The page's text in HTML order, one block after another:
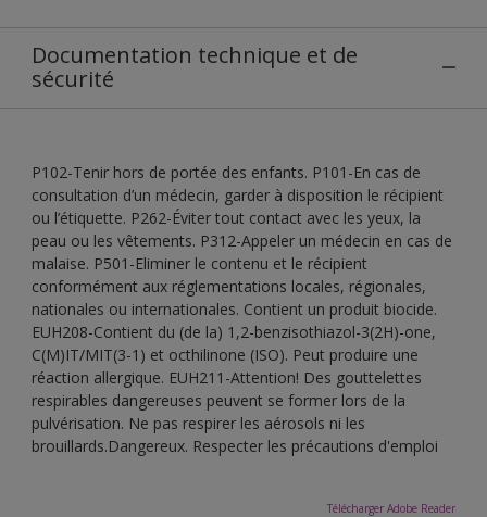
Documentation technique et de
sécurité
P102-Tenir hors de portée des enfants. P101-En cas de
consultation d’un médecin, garder à disposition le récipient
ou l’étiquette. P262-Éviter tout contact avec les yeux, la
peau ou les vêtements. P312-Appeler un médecin en cas de
malaise. P501-Eliminer le contenu et le récipient
conformément aux réglementations locales, régionales,
nationales ou internationales. Contient un produit biocide.
EUH208-Contient du (de la) 1,2-benzisothiazol-3(2H)-one,
C(M)IT/MIT(3-1) et octhilinone (ISO). Peut produire une
réaction allergique. EUH211-Attention! Des gouttelettes
respirables dangereuses peuvent se former lors de la
pulvérisation. Ne pas respirer les aérosols ni les
brouillards.Dangereux. Respecter les précautions d'emploi
Télécharger Adobe Reader